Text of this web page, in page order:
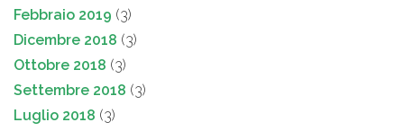
Febbraio 2019 (3)
Dicembre 2018 (3)
Ottobre 2018 (3)
Settembre 2018 (3)
Luglio 2018 (3)